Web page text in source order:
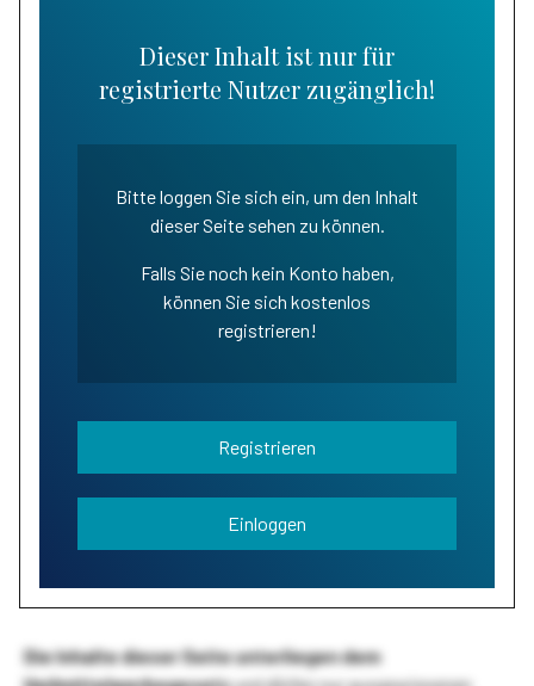
Dieser Inhalt ist nur für
registrierte Nutzer zugänglich!
Bitte loggen Sie sich ein, um den Inhalt
dieser Seite sehen zu können.
Falls Sie noch kein Konto haben,
können Sie sich kostenlos
registrieren!
Registrieren
Einloggen
Die Inhalte dieser Seite unterliegen dem